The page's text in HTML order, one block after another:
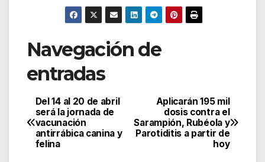
Navegación de
entradas
Aplicarán 195 mil
dosis contra el
Sarampión, Rubéola y
Parotiditis a partir de
hoy
Del 14 al 20 de abril
será la jornada de
vacunación
antirrábica canina y
felina